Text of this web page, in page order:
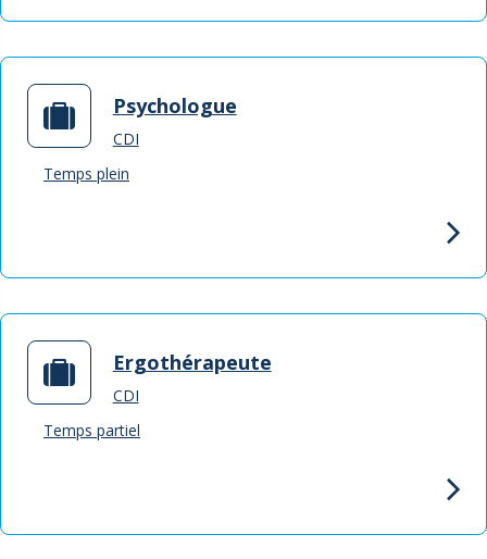
Psychologue
CDI
Temps plein
Ergothérapeute
CDI
Temps partiel